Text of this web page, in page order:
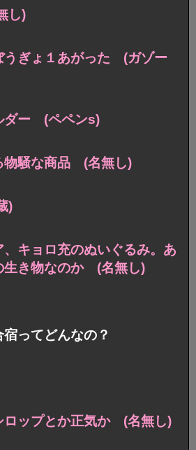
し)
うぎょ１あがった (ガゾー
ダー (ペペンs)
物騒な商品 (名無し)
)
、キョロ充のぬいぐるみ。あ
生き物なのか (名無し)
ってどんなの？
ロップとか正気か (名無し)